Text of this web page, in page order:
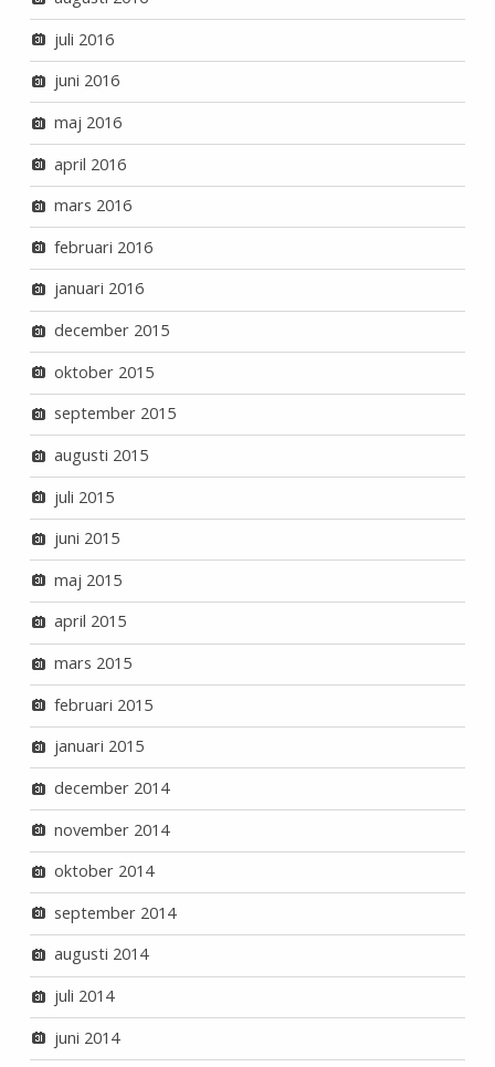
juli 2016
juni 2016
maj 2016
april 2016
mars 2016
februari 2016
januari 2016
december 2015
oktober 2015
september 2015
augusti 2015
juli 2015
juni 2015
maj 2015
april 2015
mars 2015
februari 2015
januari 2015
december 2014
november 2014
oktober 2014
september 2014
augusti 2014
juli 2014
juni 2014